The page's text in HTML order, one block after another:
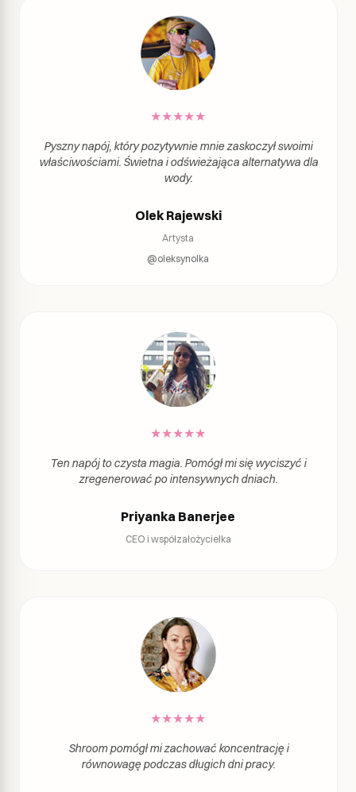
★★★★★
Pyszny napój, który pozytywnie mnie zaskoczył swoimi
właściwościami. Świetna i odświeżająca alternatywa dla
wody.
Olek Rajewski
Artysta
@oleksynolka
★★★★★
Ten napój to czysta magia. Pomógł mi się wyciszyć i
zregenerować po intensywnych dniach.
Priyanka Banerjee
CEO i współzałożycielka
★★★★★
Shroom pomógł mi zachować koncentrację i
równowagę podczas długich dni pracy.